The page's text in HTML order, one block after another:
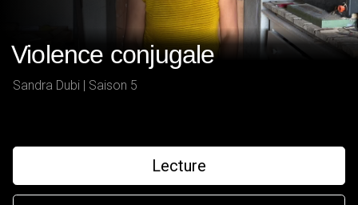
Violence conjugale
Sandra Dubi | Saison 5
Lecture